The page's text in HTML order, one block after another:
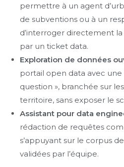
permettre à un agent
de subventions ou à un
d’interroger directement la
par un ticket data.
Exploration de données
portail open data avec une
question », branchée sur
territoire, sans exposer le
Assistant pour data
rédaction de requêtes
s’appuyant sur le corpus
validées par l’équipe.